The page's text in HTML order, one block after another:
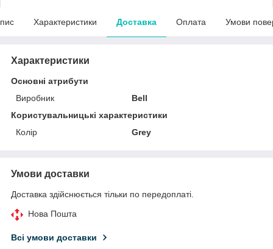
Характеристики Доставка Оплата Умови
Характеристики
Основні атрибути
Виробник
Bell
Користувальницькі характеристики
Колір
Grey
Умови доставки
Доставка здійснюється тільки по передоплаті.
Нова Пошта
Всі умови доставки